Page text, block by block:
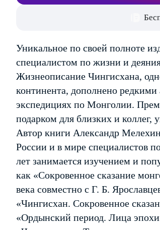
Уникальное по своей полноте
специалистом по жизни и
Жизнеописание Чингисхана,
континента, дополнено
экспедициях по Монголии.
подарком для близких и коллег,
Автор книги Александр
России и в мире специалистов
лет занимается изучением и
как «Сокровенное сказание
века совместно с Г. Б.
«Чингисхан. Сокровенное
«Ордынский период. Лица